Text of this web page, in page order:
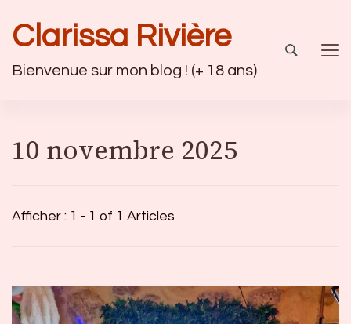
Clarissa Rivière
Bienvenue sur mon blog ! (+ 18 ans)
10 novembre 2025
Afficher : 1 - 1 of 1 Articles